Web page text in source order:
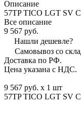
Описание
57TP TICO LGT SV
Все описание
9 567 руб.
Нашли дешевле?
Самовывоз со
Доставка по РФ.
Цена указана с НДС.
9 567 руб. x 1 шт
57TP TICO LGT SV